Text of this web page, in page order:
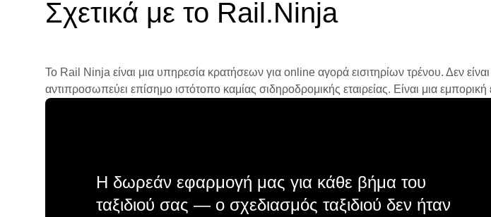
Σχετικά με το Rail.Ninja
Το Rail Ninja είναι μια υπηρεσία κρατήσεων για online αγορά εισιτηρίων τρένου. Δεν
αντιπροσωπεύει επίσημο ιστότοπο καμίας σιδηροδρομικής εταιρείας. Είναι μια
Η δωρεάν εφαρμογή μας για κάθε βήμα του
ταξιδιού σας — ο σχεδιασμός ταξιδιού δεν ήταν